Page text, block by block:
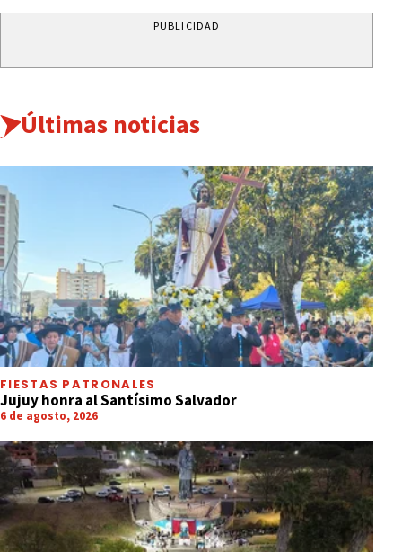
PUBLICIDAD
Últimas noticias
FIESTAS PATRONALES
Jujuy honra al Santísimo Salvador
6 de agosto, 2026